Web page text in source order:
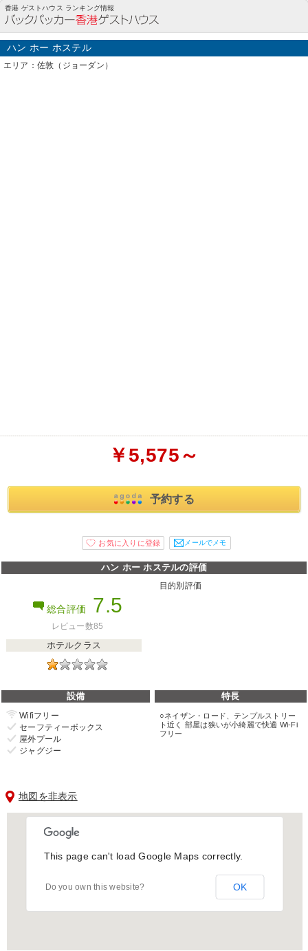
ハン ホー ホステル(佐敦（ジョーダン）)の詳細情報
香港 ゲストハウス ランキング情報
ハン ホー ホステル
エリア：佐敦（ジョーダン）
￥5,575～
予約する
メールでメモ
ハン ホー ホステルの評価
総合評価 7.5
レビュー数85
ホテルクラス
目的別評価
設備 特長
Wifiフリー
セーフティーボックス
屋外プール
ジャグジー
ネイザン・ロード、テンプルストリー
ト近く 部屋は狭いが小綺麗で快適 Wi-Fi
フリー
地図を非表示
This page can't load Google Maps correctly.
Do you own this website? OK